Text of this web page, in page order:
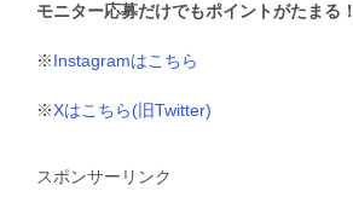
モニター応募だけでもポイントがたまる！
※Instagramはこちら
※Xはこちら(旧Twitter)
スポンサーリンク